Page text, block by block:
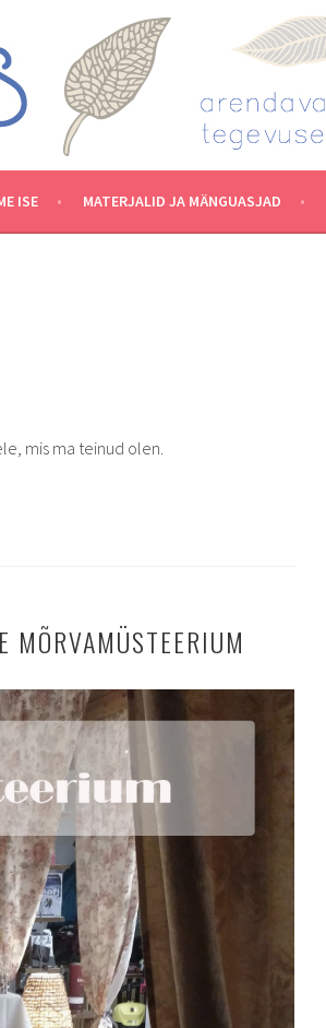
ISE MATERJALID JA MÄNGUASJAD
mis ma teinud olen.
MÕRVAMÜSTEERIUM